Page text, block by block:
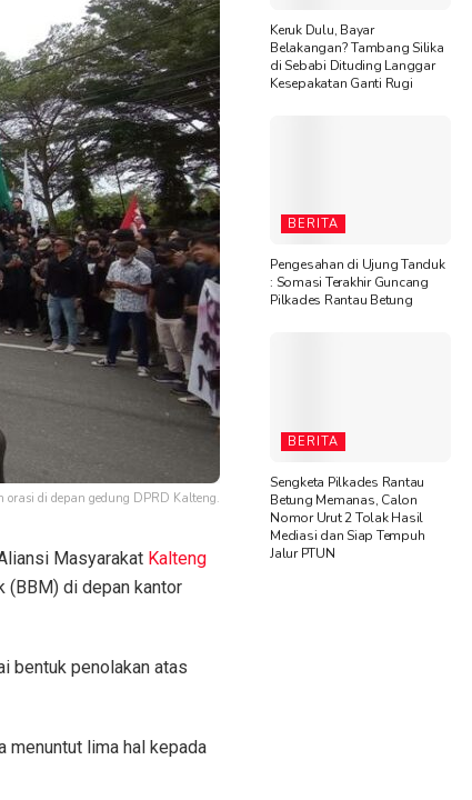
di depan gedung DPRD Kalteng.
Masyarakat Kalteng
(BBM) di depan kantor
bentuk penolakan atas
menuntut lima hal kepada
Keruk Dulu, Bayar
Belakangan? Tambang Silika
di Sebabi Dituding Langgar
Kesepakatan Ganti Rugi
BERITA
Pengesahan di Ujung Tanduk
: Somasi Terakhir Guncang
Pilkades Rantau Betung
BERITA
Sengketa Pilkades Rantau
Betung Memanas, Calon
Nomor Urut 2 Tolak Hasil
Mediasi dan Siap Tempuh
Jalur PTUN